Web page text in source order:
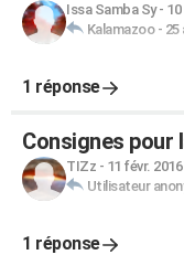
Issa Samba Sy-
Kalamazoo- 25
1 réponse
Consignes pour
TIZz - 11 févr.
Utilisateur
1 réponse